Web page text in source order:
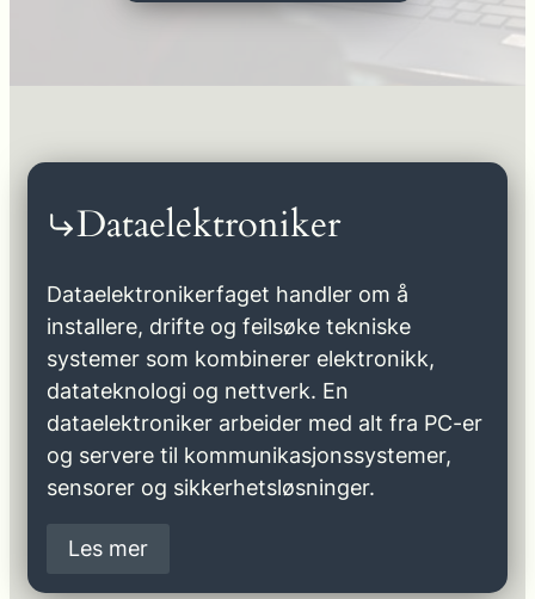
Dataelektroniker
Dataelektronikerfaget handler om å
installere, drifte og feilsøke tekniske
systemer som kombinerer elektronikk,
datateknologi og nettverk. En
dataelektroniker arbeider med alt fra PC-er
og servere til kommunikasjonssystemer,
sensorer og sikkerhetsløsninger.
Les mer